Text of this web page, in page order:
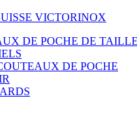
VICTORINOX
DE POCHE DE
DE POCHE